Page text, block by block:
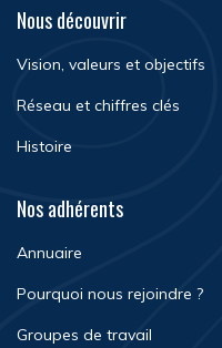
Nous découvrir
Vision, valeurs et objectifs
Réseau et chiffres clés
Histoire
Nos adhérents
Annuaire
Pourquoi nous rejoindre ?
Groupes de travail